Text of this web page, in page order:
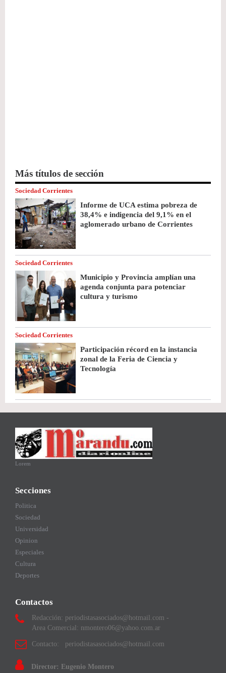
Más títulos de sección
Sociedad Corrientes
Informe de UCA estima pobreza de
38,4% e indigencia del 9,1% en el
aglomerado urbano de Corrientes
Sociedad Corrientes
Municipio y Provincia amplían una
agenda conjunta para potenciar
cultura y turismo
Sociedad Corrientes
Participación récord en la instancia
zonal de la Feria de Ciencia y
Tecnología
Lorem
Secciones
Politica
Sociedad
Universidad
Opinion
Especiales
Cultura
Deportes
Contactos
Redacción: periodistasasociados@hotmail.com -
Area Comercial: nmontero06@yahoo.com.ar
Contacto: periodistasasociados@hotmail.com
Director: Eugenio Montero